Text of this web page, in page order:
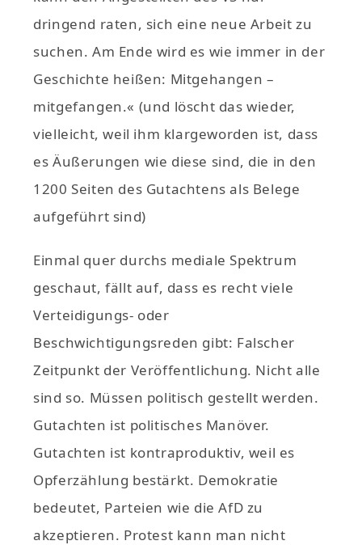
dringend raten, sich eine neue Arbeit zu
suchen. Am Ende wird es wie immer in der
Geschichte heißen: Mitgehangen –
mitgefangen.« (und löscht das wieder,
vielleicht, weil ihm klargeworden ist, dass
es Äußerungen wie diese sind, die in den
1200 Seiten des Gutachtens als Belege
aufgeführt sind)
Einmal quer durchs mediale Spektrum
geschaut, fällt auf, dass es recht viele
Verteidigungs- oder
Beschwichtigungsreden gibt: Falscher
Zeitpunkt der Veröffentlichung. Nicht alle
sind so. Müssen politisch gestellt werden.
Gutachten ist politisches Manöver.
Gutachten ist kontraproduktiv, weil es
Opferzählung bestärkt. Demokratie
bedeutet, Parteien wie die AfD zu
akzeptieren. Protest kann man nicht